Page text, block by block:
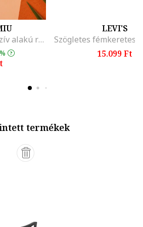
925 ezüst karkötő szív alakú részletekkel, Ezüstszín
LEVI'S
15.099 Ft
termékek